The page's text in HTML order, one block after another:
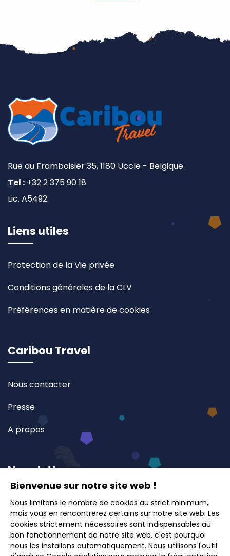
Rue du Framboisier 35, 1180 Uccle - Belgique
Tel : +32 2 375 90 18
Lic. A5492
Liens utiles
Protection de la Vie privée
Conditions générales de la CLV
Préférences en matière de cookies
Caribou Travel
Nous contacter
Presse
A propos
Newsletter
Inscrivez-vous à notre newsletter et recevez en
avant-première nos offres exclusives, idées de
voyages et conseils pour des escapades inoubliables.
Bienvenue sur notre site web !
Nous limitons le nombre de cookies au strict minimum,
mais vous en rencontrerez certains sur notre site web. Les
cookies strictement nécessaires sont indispensables au
bon fonctionnement de notre site web, c'est pourquoi
nous les installons automatiquement. Nous utilisons l'outil